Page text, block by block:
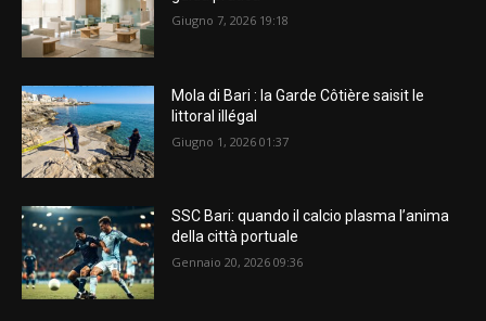
Giugno 7, 2026 19:18
Mola di Bari : la Garde Côtière saisit le
littoral illégal
Giugno 1, 2026 01:37
SSC Bari: quando il calcio plasma l’anima
della città portuale
Gennaio 20, 2026 09:36